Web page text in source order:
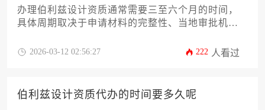
办理伯利兹设计资质通常需要三至六个月的时间，
具体周期取决于申请材料的完整性、当地审批机构
划并准备齐全文件以加快流程。
2026-03-12 02:56:27 222 人看过
伯利兹设计资质代办的时间要多久呢